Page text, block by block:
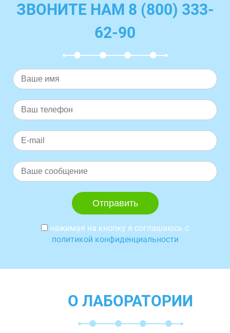
ЗВОНИТЕ НАМ 8 (800) 333-
62-90
нажимая на кнопку я соглашаюсь с
политикой конфиденциальности
О ЛАБОРАТОРИИ